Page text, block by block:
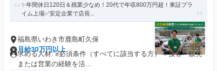
✨年間休日120日＆残業少なめ！20代で年収800万円超！東証プラ
イム上場✅安定企業で店長...
福島県いわき市鹿島町久保
月給30万円以上
求める人材: ✊️必須条件（すべてに該当する方） ✨接客・販売
または営業の経験を活...